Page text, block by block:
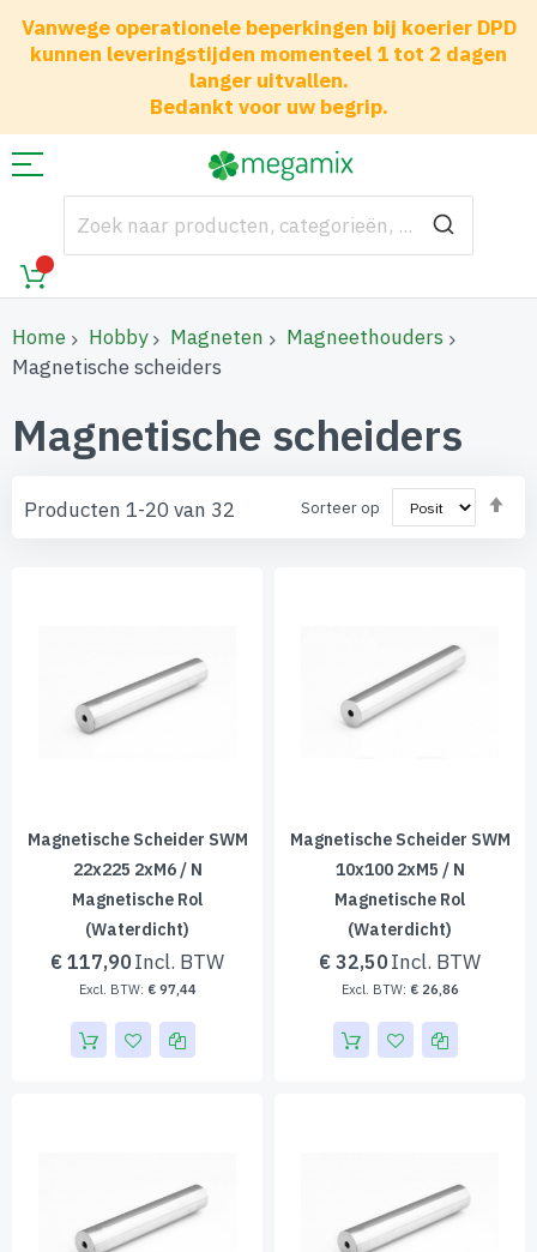
Vanwege operationele beperkingen bij koerier DPD
kunnen leveringstijden momenteel 1 tot 2 dagen
langer uitvallen.
Bedankt voor uw begrip.
Home Hobby Magneten
Magneethouders
Magnetische scheiders
Magnetische scheiders
Producten 1-20 van 32 Sorteer op
Magnetische Scheider SWM
22x225 2xM6 / N
Magnetische Rol
(waterdicht)
€ 117,90
€ 97,44
Magnetische Scheider SWM
10x100 2xM5 / N
Magnetische Rol
(waterdicht)
€ 32,50
€ 26,86